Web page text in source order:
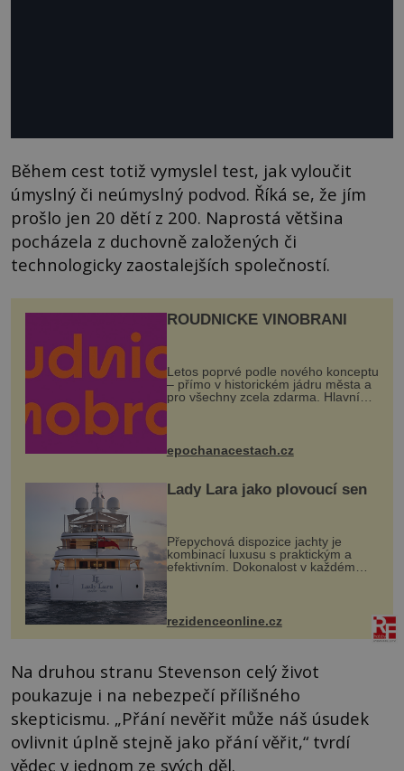
Během cest totiž vymyslel test, jak vyloučit
úmyslný či neúmyslný podvod. Říká se, že jím
prošlo jen 20 dětí z 200. Naprostá většina
pocházela z duchovně založených či
technologicky zaostalejších společností.
ROUDNICKÉ VINOBRANÍ
Letos poprvé podle nového konceptu
– přímo v historickém jádru města a
pro všechny zcela zdarma. Hlavní
program se odehraje na Karlově a
mohou těšit na víno, burčák, pes...
epochanacestach.cz
Lady Lara jako plovoucí sen
Přepychová dispozice jachty je
kombinací luxusu s praktickým a
efektivním. Dokonalost v každém
detailu představuje značka Fendi
Casa, kterou byly vybaveny její
paluby. Monacký přístav nabízí
každoročn...
rezidenceonline.cz
Na druhou stranu Stevenson celý život
poukazuje i na nebezpečí přílišného
skepticismu. „Přání nevěřit může náš úsudek
ovlivnit úplně stejně jako přání věřit,“ tvrdí
vědec v jednom ze svých děl.